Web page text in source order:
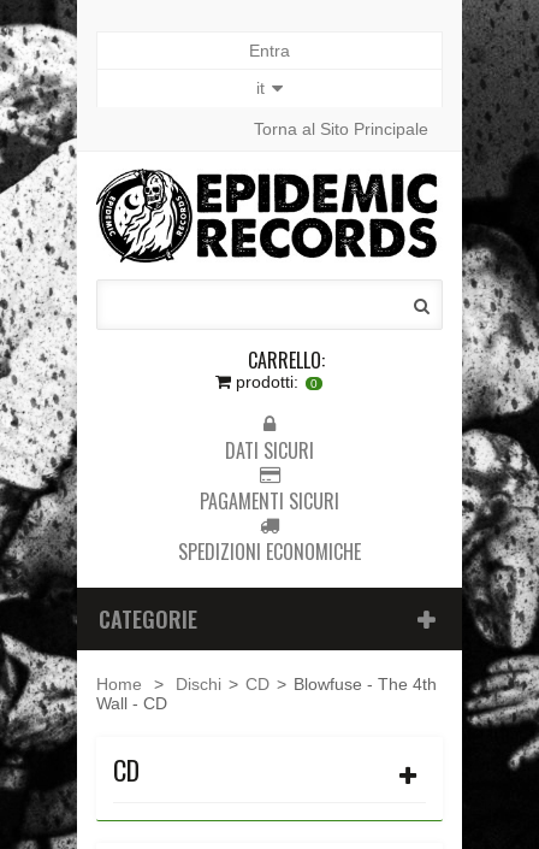
Entra
it
Torna al Sito Principale
CARRELLO:
prodotti: 0
DATI SICURI
PAGAMENTI SICURI
SPEDIZIONI ECONOMICHE
CATEGORIE
Home > Dischi > CD > Blowfuse - The 4th
Wall - CD
CD